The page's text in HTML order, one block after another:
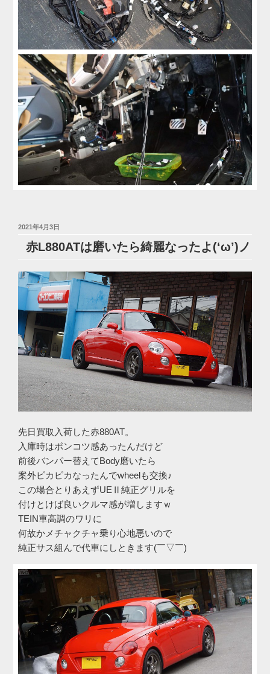
投
日:
2021年4月3日
赤L880ATは磨いたら綺麗なったよ(‘ω’)ノ
先日買取入荷した赤880AT。
入庫時はポンコツ感あったんだけど
前後バンパー替えてBody磨いたら
案外ピカピカなったんでwheelも交換♪
この場合とりあえずUEⅡ純正グリルを
付けとけば良いクルマ感が増しますｗ
TEIN車高調のワリに
何故かメチャクチャ乗り心地悪いので
純正サス組んで代車にしときます(￣▽￣)